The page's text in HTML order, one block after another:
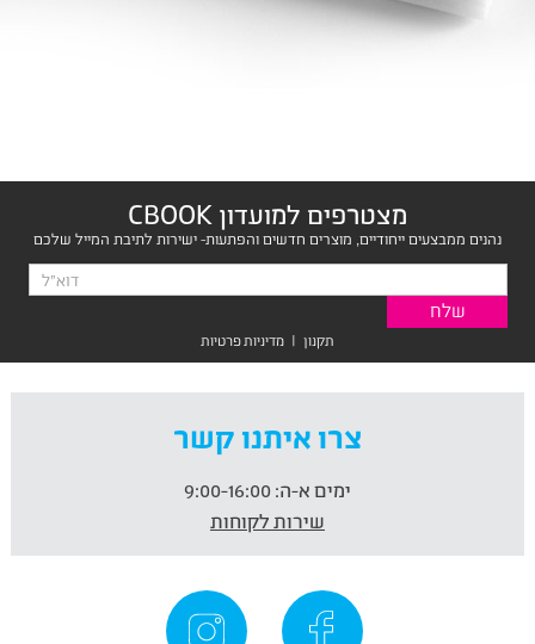
מצטרפים למועדון CBOOK
נהנים ממבצעים ייחודיים, מוצרים חדשים והפתעות- ישירות לתיבת המייל שלכם
תקנון | מדיניות פרטיות
צרו איתנו קשר
ימים א-ה:
שירות לקוחות